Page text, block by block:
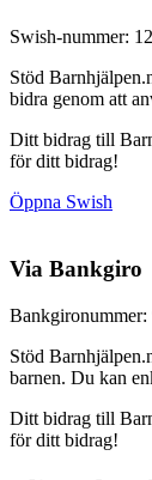
Swish-nummer:
Stöd
bidra genom att
Ditt bidrag till
för ditt bidrag!
Öppna Swish
Via Bankgiro
Bankgironummer:
Stöd
barnen. Du kan
Ditt bidrag till
för ditt bidrag!